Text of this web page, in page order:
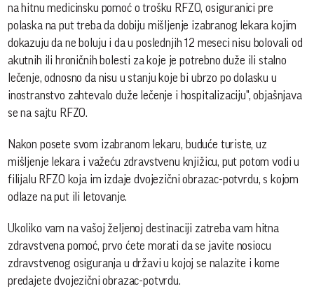
na hitnu medicinsku pomoć o trošku RFZO, osiguranici pre
polaska na put treba da dobiju mišljenje izabranog lekara kojim
dokazuju da ne boluju i da u poslednjih 12 meseci nisu bolovali od
akutnih ili hroničnih bolesti za koje je potrebno duže ili stalno
lečenje, odnosno da nisu u stanju koje bi ubrzo po dolasku u
inostranstvo zahtevalo duže lečenje i hospitalizaciju", objašnjava
se na sajtu RFZO.
Nakon posete svom izabranom lekaru, buduće turiste, uz
mišljenje lekara i važeću zdravstvenu knjižicu, put potom vodi u
filijalu RFZO koja im izdaje dvojezični obrazac-potvrdu, s kojom
odlaze na put ili letovanje.
Ukoliko vam na vašoj željenoj destinaciji zatreba vam hitna
zdravstvena pomoć, prvo ćete morati da se javite nosiocu
zdravstvenog osiguranja u državi u kojoj se nalazite i kome
predajete dvojezični obrazac-potvrdu.